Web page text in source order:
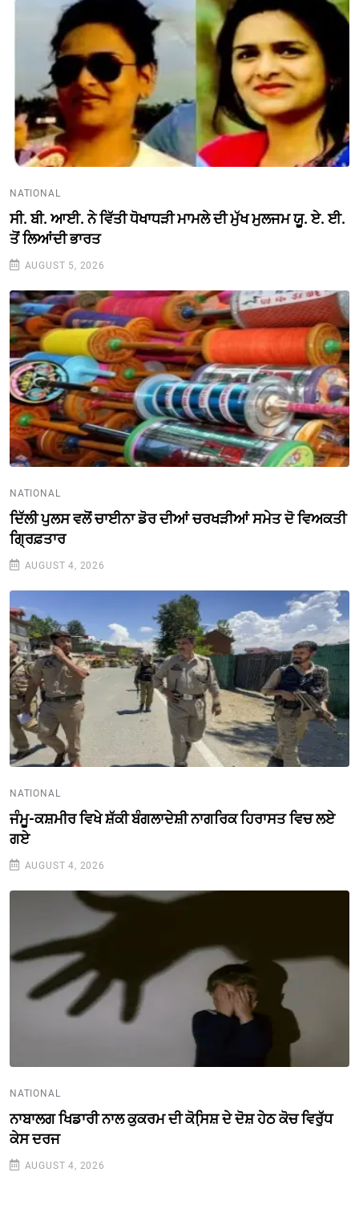
NATIONAL
ਸੀ. ਬੀ. ਆਈ. ਨੇ ਵਿੱਤੀ ਧੋਖਾਧੜੀ ਮਾਮਲੇ ਦੀ ਮੁੱਖ ਮੁਲਜਮ ਯੂ. ਏ. ਈ.
ਤੋਂ ਲਿਆਂਦੀ ਭਾਰਤ
AUGUST 5, 2026
NATIONAL
ਦਿੱਲੀ ਪੁਲਸ ਵਲੋਂ ਚਾਈਨਾ ਡੋਰ ਦੀਆਂ ਚਰਖੜੀਆਂ ਸਮੇਤ ਦੋ ਵਿਅਕਤੀ
ਗ੍ਰਿਫ਼ਤਾਰ
AUGUST 4, 2026
NATIONAL
ਜੰਮੂ-ਕਸ਼ਮੀਰ ਵਿਖੇ ਸ਼ੱਕੀ ਬੰਗਲਾਦੇਸ਼ੀ ਨਾਗਰਿਕ ਹਿਰਾਸਤ ਵਿਚ ਲਏ
ਗਏ
AUGUST 4, 2026
NATIONAL
ਨਾਬਾਲਗ ਖਿਡਾਰੀ ਨਾਲ ਕੁਕਰਮ ਦੀ ਕੋਸਿ਼ਸ਼ ਦੇ ਦੋਸ਼ ਹੇਠ ਕੋਚ ਵਿਰੁੱਧ
ਕੇਸ ਦਰਜ
AUGUST 4, 2026